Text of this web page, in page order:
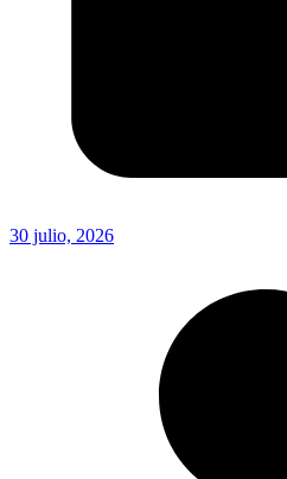
30 julio, 2026